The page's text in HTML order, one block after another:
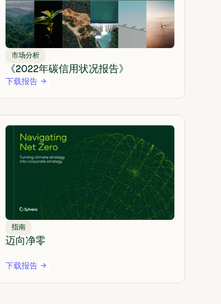
市场分析
《2022年碳信用状况报告》
下载报告
指南
迈向净零
下载报告